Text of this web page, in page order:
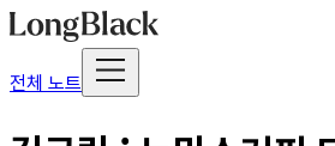
전체 노트